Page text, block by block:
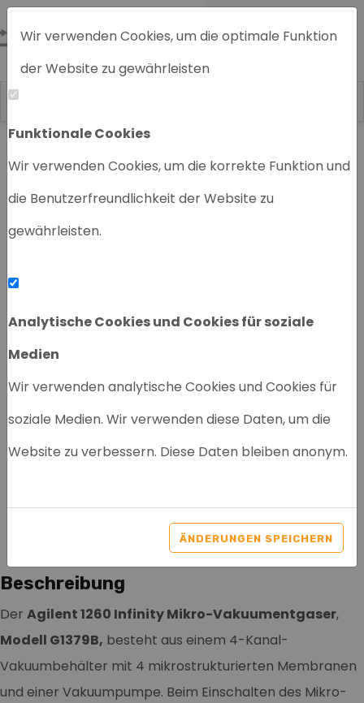
Wir verwenden Cookies, um die optimale Funktion
der Website zu gewährleisten
Funktionale Cookies
Wir verwenden Cookies, um die korrekte Funktion und
die Benutzerfreundlichkeit der Website zu
gewährleisten.
Analytische Cookies und Cookies für soziale
Medien
Wir verwenden analytische Cookies und Cookies für
soziale Medien. Wir verwenden diese Daten, um die
Website zu verbessern. Diese Daten bleiben anonym.
ÄNDERUNGEN SPEICHERN
Home Chromatographiegeräte
AGILENT G1379B 1260
INFINITY MIKRO-
Beschreibung
Der Agilent 1260 Infinity Mikro-Vakuumentgaser,
Modell G1379B, besteht aus einem 4-Kanal-
Vakuumbehälter mit 4 mikrostrukturierten Membranen
und einer Vakuumpumpe. Beim Einschalten des Mikro-